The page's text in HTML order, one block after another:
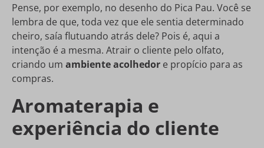
Pense, por exemplo, no desenho do Pica Pau. Você se
lembra de que, toda vez que ele sentia determinado
cheiro, saía flutuando atrás dele? Pois é, aqui a
intenção é a mesma. Atrair o cliente pelo olfato,
criando um ambiente acolhedor e propício para as
compras.
Aromaterapia e
experiência do cliente